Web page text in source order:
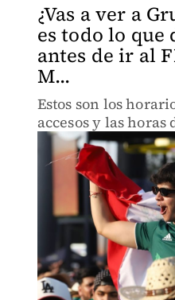
¿Vas a ver a
es todo lo que
antes de ir al
M...
Estos son los
accesos y las horas